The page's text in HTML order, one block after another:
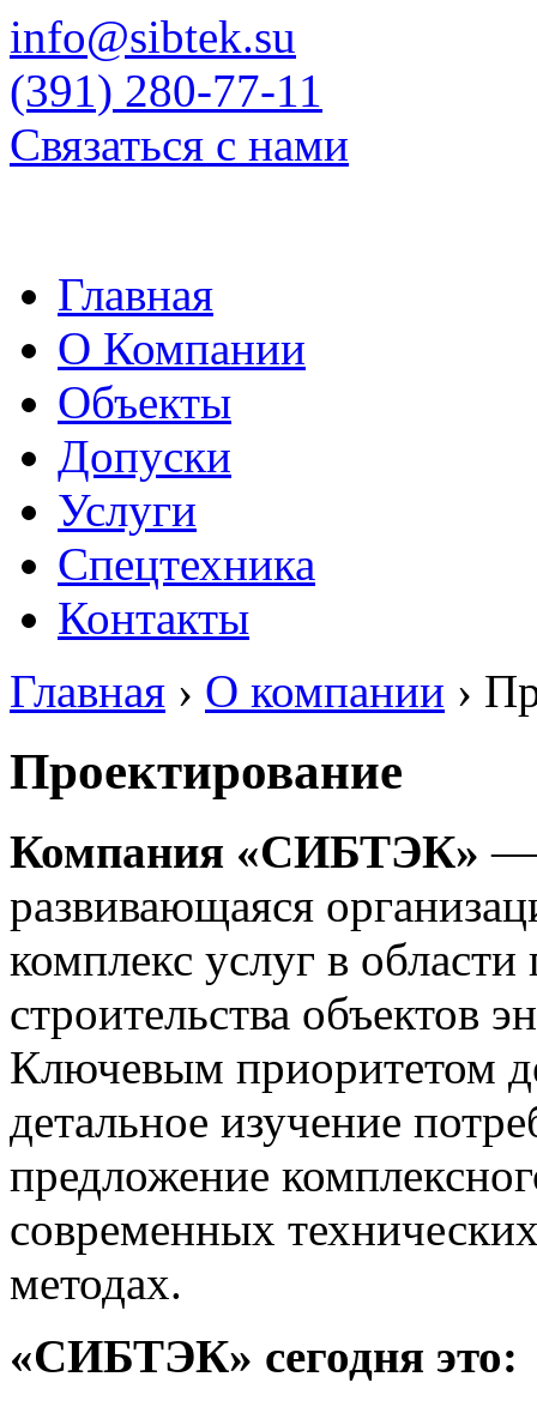
info@sibtek.su
(391) 280-77-11
Связаться с нами
Главная
О Компании
Объекты
Допуски
Услуги
Спецтехника
Контакты
Главная › О компании ›
Проектирование
Компания «СИБТЭК» —
развивающаяся
комплекс услуг в
строительства объектов
Ключевым приоритетом
детальное изучение
предложение
современных
методах.
«СИБТЭК» сегодня это: